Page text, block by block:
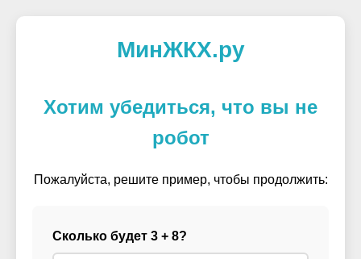
МинЖКХ.ру
Хотим убедиться, что вы не
робот
Пожалуйста, решите пример, чтобы продолжить:
Сколько будет 3 + 8?